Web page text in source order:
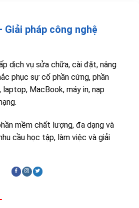
Giải pháp công nghệ
dịch vụ sửa chữa, cài đặt, nâng
phục sự cố phần cứng, phần
MacBook, máy in, nạp
mềm chất lượng, đa dạng và
cầu học tập, làm việc và giải